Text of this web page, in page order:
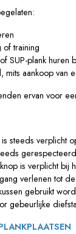
of training
SUP-plank huren
aankoop van
ervan voor
steeds verplicht
is verplicht bij
verlenen tot
gebruikt
gebeurlijke